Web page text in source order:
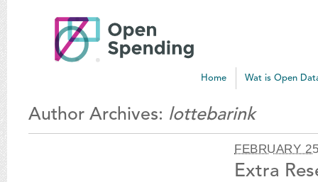
Open
Spending
Home Wat is Open
Author Archives: lottebarink
Extra
FEBRUARY